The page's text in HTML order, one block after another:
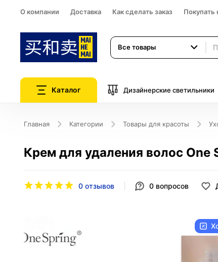
О компании Доставка Как сделать заказ Покупать
Все товары
Каталог Дизайнерские светильники
Главная Категории Товары для красоты
Крем для удаления волос One
0 отзывов 0 вопросов